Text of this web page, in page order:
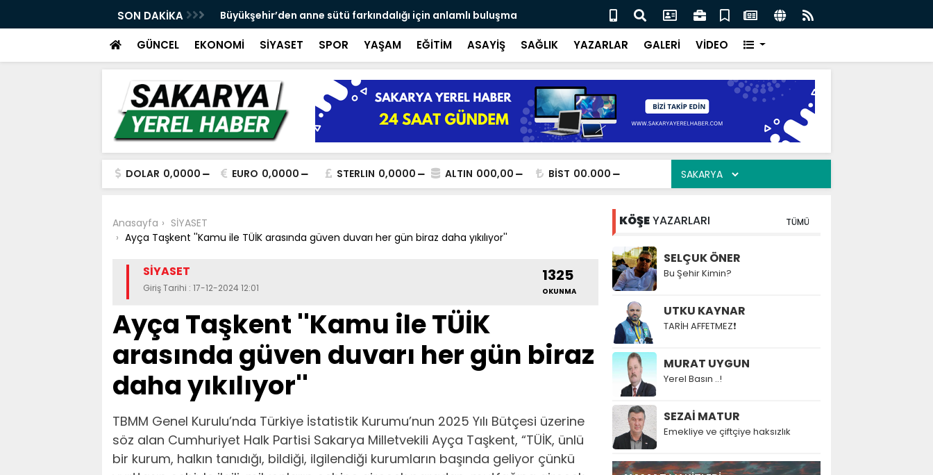
SON DAKİKA
ve spor yatırımlarını hayata geçirmeye Büyükşehir’den anne sütü farkındalığı için anlamlı buluşma Ateş savaşçılarının zamana karşı yarışı faciaların önüne geçti
GÜNCEL EKONOMİ SİYASET SPOR YAŞAM EĞİTİM ASAYİŞ SAĞLIK YAZARLAR GALERİ VİDEO
DOLAR 0,0000 EURO 0,0000 STERLIN 0,0000 ALTIN 000,00 BİST 00.000
Anasayfa
SİYASET
Ayça Taşkent ''Kamu ile TÜİK arasında güven duvarı her gün biraz daha yıkılıyor''
SİYASET
Giriş Tarihi : 17-12-2024 12:01
1325
OKUNMA
Ayça Taşkent ''Kamu ile TÜİK
arasında güven duvarı her gün biraz
daha yıkılıyor''
TBMM Genel Kurulu’nda Türkiye İstatistik Kurumu’nun 2025 Yılı Bütçesi üzerine
söz alan Cumhuriyet Halk Partisi Sakarya Milletvekili Ayça Taşkent, “TÜİK, ünlü
bir kurum, halkın tanıdığı, bildiği, ilgilendiği kurumların başında geliyor çünkü
KÖŞEYAZARLARI TÜMÜ
SELÇUK ÖNER
Bu Şehir Kimin?
UTKU KAYNAR
TARİH AFFETMEZ❗
MURAT UYGUN
Yerel Basın ..!
SEZAİ MATUR
Emekliye ve çiftçiye haksızlık